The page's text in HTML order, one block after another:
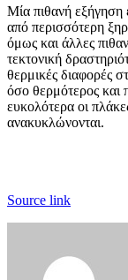
Μία πιθανή εξήγηση
από περισσότερη
όμως και άλλες
τεκτονική
θερμικές διαφορές
όσο θερμότερος και
ευκολότερα οι
ανακυκλώνονται.
Source link